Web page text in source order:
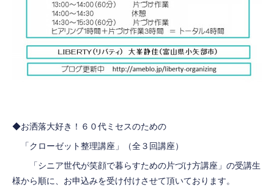
◆お洒落大好き！６０代ミセスのための
「クローゼット整理講座」（全３回講座）
「シニア世代が笑顔で暮らすための片づけ方講座」の受講生
様から順に、お申込みを受け付けさせて頂いております。